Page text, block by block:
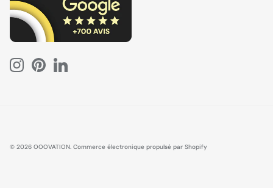
© 2026 OOOVATION. Commerce électronique propulsé par Shopify